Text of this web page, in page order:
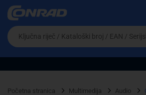
Ova postavka prilagođava
cijene vašim potrebama.
Da
biste
potražili
proizvod,
unesite
riječ,
Početna stranica Multimedija Audio